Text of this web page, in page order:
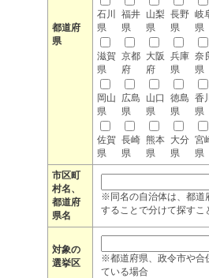
都道府
県
石川
県
福井
県
山梨
県
長野
県
岐
県
滋賀
県
京都
府
大阪
府
兵庫
県
奈
県
岡山
県
広島
県
山口
県
徳島
県
香川
県
佐賀
県
長崎
県
熊本
県
大分
県
宮
県
市区町
村名、
都道府
県名
※同名の自治体は、都道
することで分けて探すこ
対象の
選挙区
※都道府県、政令市や合
ている場合